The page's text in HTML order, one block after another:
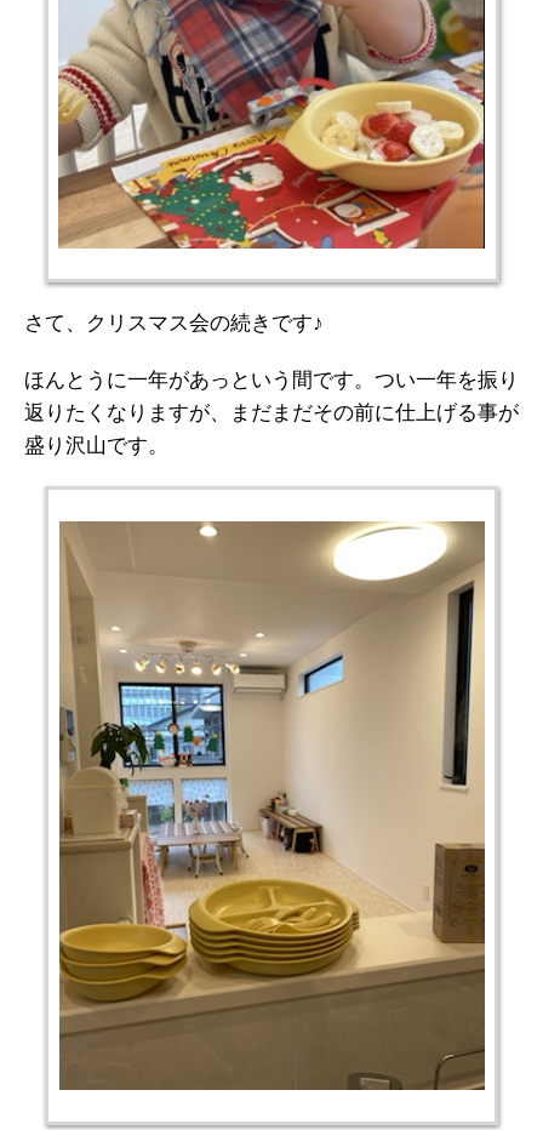
さて、クリスマス会の続きです♪
ほんとうに一年があっという間です。つい一年を振り
返りたくなりますが、まだまだその前に仕上げる事が
盛り沢山です。